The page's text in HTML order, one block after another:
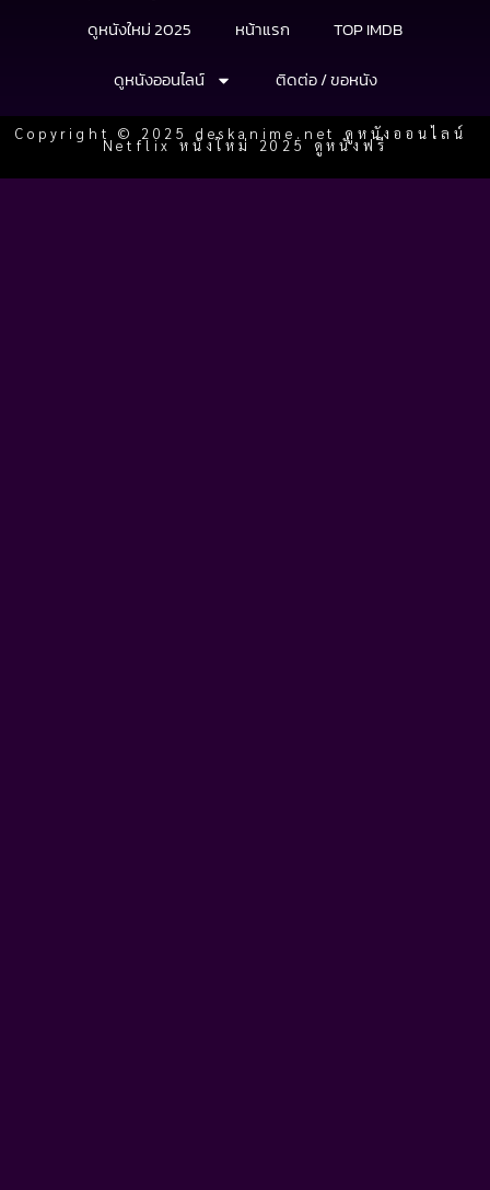
ดูหนังใหม่ 2025 หน้าแรก
TOP IMDB
ดูหนังออนไลน์
ติดต่อ / ขอหนัง
Copyright © 2025 deskanime.net ดูหนังออนไลน์
Netflix หนังใหม่ 2025 ดูหนังฟรี